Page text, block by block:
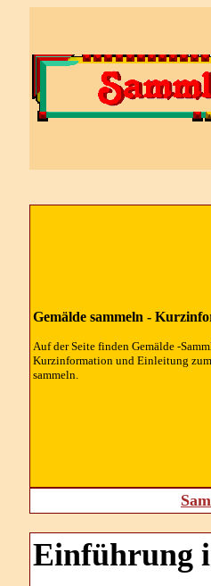
Gemälde sammeln -
Auf der Seite finden Gemälde -
Kurzinformation und Einleitung
sammeln.
Einführung